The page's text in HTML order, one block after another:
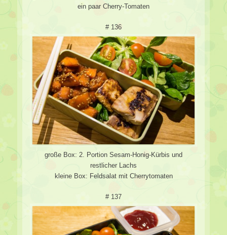
ein paar Cherry-Tomaten
# 136
große Box: 2. Portion Sesam-Honig-Kürbis und
restlicher Lachs
kleine Box: Feldsalat mit Cherrytomaten
# 137